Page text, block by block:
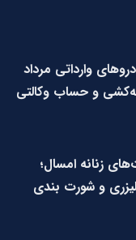
وارداتی مرداد
زنانه امسال؛
و شورت بندی